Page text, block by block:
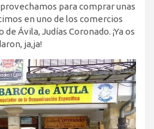
para comprar unas
en uno de los comercios
Ávila, Judías Coronado. ¡Ya os
ja,ja!